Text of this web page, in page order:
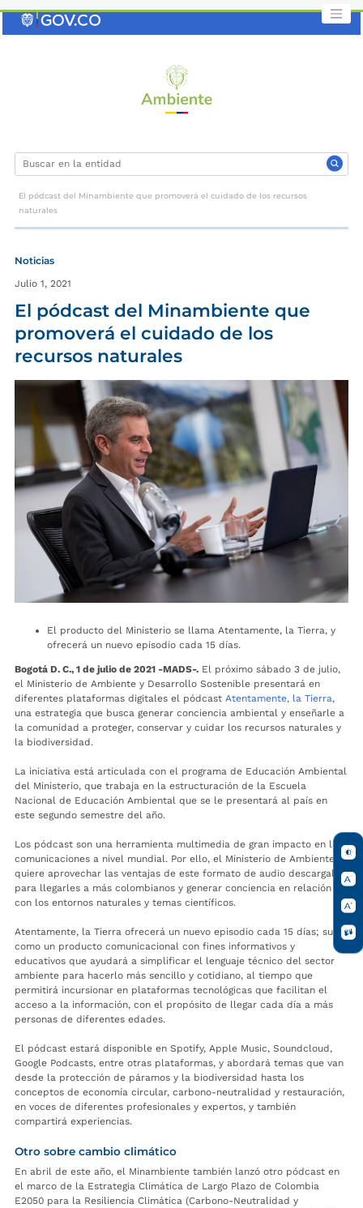
El pódcast del Minambiente que promoverá el cuidado de los recursos
naturales
Noticias
Julio 1, 2021
El pódcast del Minambiente que
promoverá el cuidado de los
recursos naturales
El producto del Ministerio se llama Atentamente, la Tierra, y
ofrecerá un nuevo episodio cada 15 días.
Bogotá D. C., 1 de julio de 2021 -MADS-. El próximo sábado 3 de julio,
el Ministerio de Ambiente y Desarrollo Sostenible presentará en
diferentes plataformas digitales el pódcast Atentamente, la Tierra,
una estrategia que busca generar conciencia ambiental y enseñarle a
la comunidad a proteger, conservar y cuidar los recursos naturales y
la biodiversidad.
La iniciativa está articulada con el programa de Educación Ambiental
del Ministerio, que trabaja en la estructuración de la Escuela
Nacional de Educación Ambiental que se le presentará al país en
este segundo semestre del año.
Los pódcast son una herramienta multimedia de gran impacto en las
comunicaciones a nivel mundial. Por ello, el Ministerio de Ambiente
quiere aprovechar las ventajas de este formato de audio descargable
para llegarles a más colombianos y generar conciencia en relación
con los entornos naturales y temas científicos.
Atentamente, la Tierra ofrecerá un nuevo episodio cada 15 días; surge
como un producto comunicacional con fines informativos y
educativos que ayudará a simplificar el lenguaje técnico del sector
ambiente para hacerlo más sencillo y cotidiano, al tiempo que
permitirá incursionar en plataformas tecnológicas que facilitan el
acceso a la información, con el propósito de llegar cada día a más
personas de diferentes edades.
El pódcast estará disponible en Spotify, Apple Music, Soundcloud,
Google Podcasts, entre otras plataformas, y abordará temas que van
desde la protección de páramos y la biodiversidad hasta los
conceptos de economía circular, carbono-neutralidad y restauración,
en voces de diferentes profesionales y expertos, y también
compartirá experiencias.
Otro sobre cambio climático
En abril de este año, el Minambiente también lanzó otro pódcast en
el marco de la Estrategia Climática de Largo Plazo de Colombia
E2050 para la Resiliencia Climática (Carbono-Neutralidad y